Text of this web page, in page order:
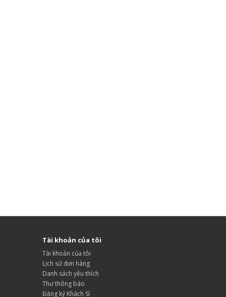
Tài khoản của tôi
Tài khoản của tôi
Lịch sử đơn hàng
Danh sách yêu thích
Thư thông báo
Đăng ký Khách Sỉ